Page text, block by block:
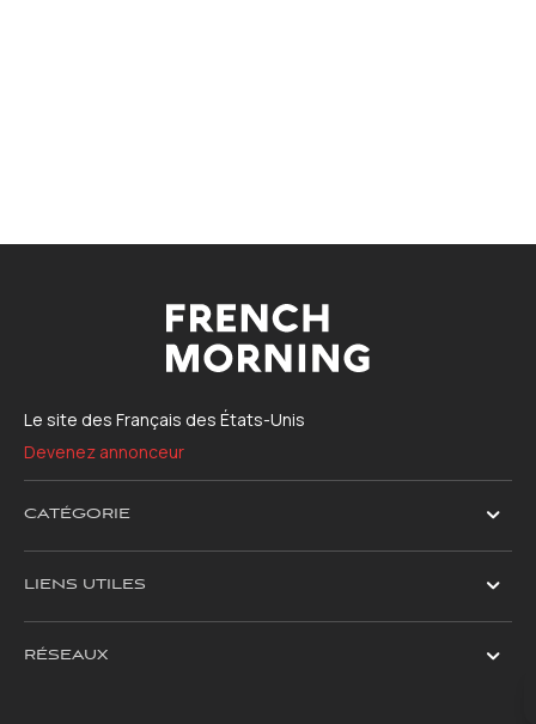
Le site des Français des États-Unis
Devenez annonceur
CATÉGORIE
LIENS UTILES
RÉSEAUX